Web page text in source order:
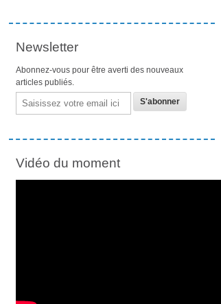
Newsletter
Abonnez-vous pour être averti des nouveaux
articles publiés.
Email
Vidéo du moment